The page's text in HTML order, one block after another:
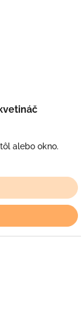
alebo okno.